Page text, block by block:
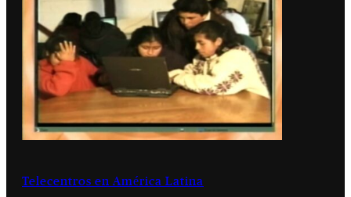
Telecentros en América Latina